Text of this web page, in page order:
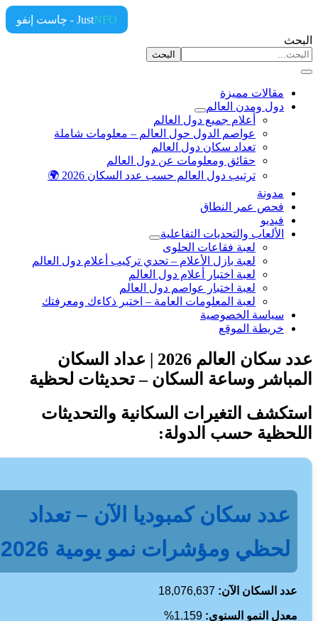
Just - چاست إنفو
مقالات مميزة
دول ومدن العالم
أعلام جميع دول العالم
عواصم الدول حول العالم – معلومات شاملة
تعداد سكان دول العالم
حقائق ومعلومات عن دول العالم
ترتيب دول العالم حسب عدد السكان 2026 🌍
مدونة
فحص عمر النطاق
فيديو
الألعاب والتحديات التفاعلية
لعبة فقاعات الحلوى
لعبة بازل الأعلام – تحدي تركيب أعلام دول العالم
لعبة اختبار أعلام دول العالم
لعبة اختبار عواصم دول العالم
لعبة المعلومات العامة – اختبر ذكاءك ومعرفتك
سياسة الخصوصية
خريطة الموقع
عدد سكان العالم 2026 | عداد السكان
وساعة السكان – تحديثات لحظية
التغيرات السكانية والتحديثات
حسب الدولة:
عدد سكان كمبوديا الآن – تعداد
لحظي ومؤشرات نمو يومية 2026
السكان الآن: 18,076,637
النمو السنوي:1.159%